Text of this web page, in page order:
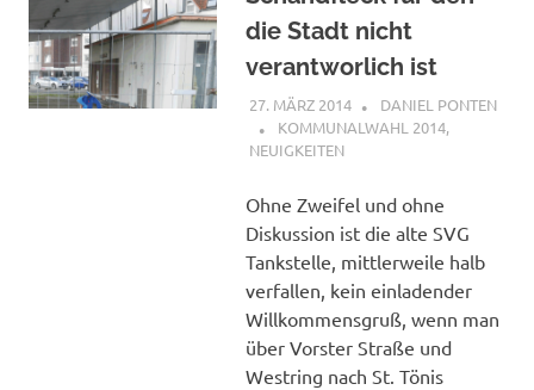
die Stadt nicht
verantworlich ist
27. MÄRZ 2014
DANIEL PONTEN
KOMMUNALWAHL 2014,
NEUIGKEITEN
Ohne Zweifel und ohne
Diskussion ist die alte SVG
Tankstelle, mittlerweile halb
verfallen, kein einladender
Willkommensgruß, wenn man
über Vorster Straße und
Westring nach St. Tönis